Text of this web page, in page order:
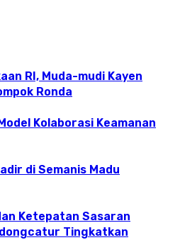
RI, Muda-mudi Kayen
Ronda
Kolaborasi Keamanan
di Semanis Madu
Ketepatan Sasaran
Tingkatkan